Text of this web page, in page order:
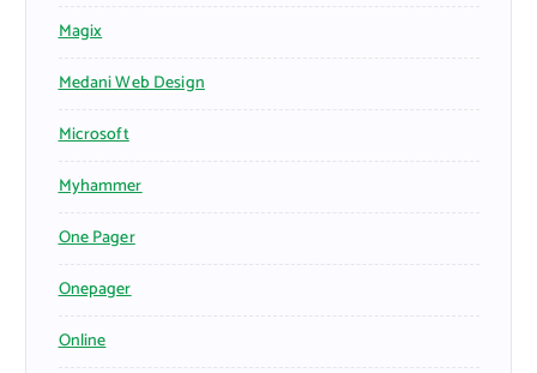
Magix
Medani Web Design
Microsoft
Myhammer
One Pager
Onepager
Online